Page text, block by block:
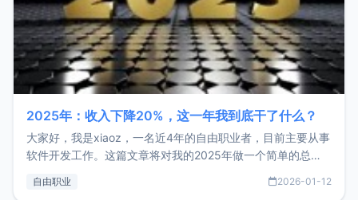
2025年：收入下降20%，这一年我到底干了什么？
大家好，我是xiaoz，一名近4年的自由职业者，目前主要从事
软件开发工作。这篇文章将对我的2025年做一个简单的总
收入下降20%，但却过得很充实，2026年不求突破，但求保
自由职业 2026-01-12